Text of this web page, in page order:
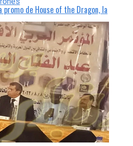
de House of the Dragon, la